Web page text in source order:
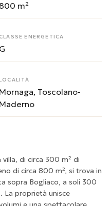
800 m²
CLASSE ENERGETICA
G
LOCALITÀ
Mornaga, Toscolano-
Maderno
di circa 300 m² di
di circa 800 m², si trova in
sopra Bogliaco, a soli 300
La proprietà unisce